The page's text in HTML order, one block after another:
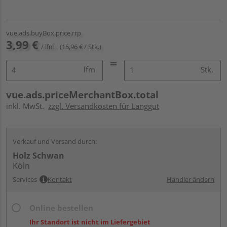
vue.ads.buyBox.price.rrp
3,99 € / lfm (15,96 € / Stk.)
lfm Stk.
vue.ads.priceMerchantBox.total
inkl. MwSt. zzgl. Versandkosten für Langgut
Verkauf und Versand durch:
Holz Schwan
Köln
Services Kontakt Händler ändern
Ihr Standort ist nicht im Liefergebiet